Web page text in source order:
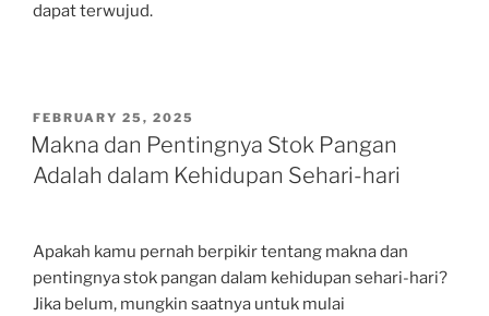
dapat terwujud.
POSTED
ON
FEBRUARY 25, 2025
Makna dan Pentingnya Stok Pangan
Adalah dalam Kehidupan Sehari-hari
Apakah kamu pernah berpikir tentang makna dan
pentingnya stok pangan dalam kehidupan sehari-hari?
Jika belum, mungkin saatnya untuk mulai